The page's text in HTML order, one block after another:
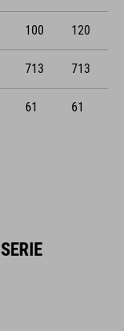
100 120
713 713
61 61